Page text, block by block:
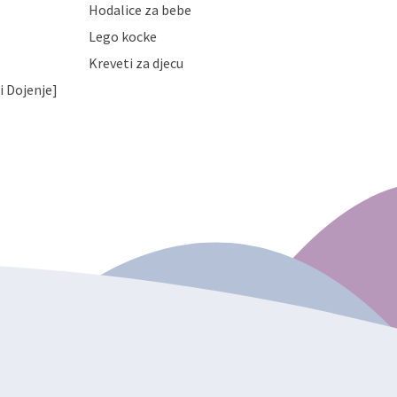
Hodalice za bebe
Lego kocke
Kreveti za djecu
Dojenje]